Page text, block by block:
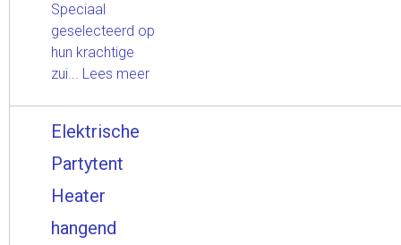
Speciaal
geselecteerd op
hun krachtige
zui... Lees meer
Elektrische
Partytent
Heater
hangend